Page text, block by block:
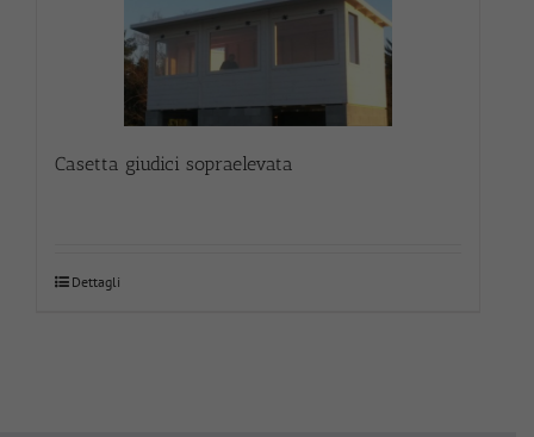
Casetta giudici sopraelevata
Dettagli